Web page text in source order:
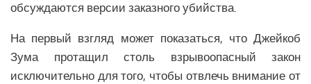
обсуждаются версии заказного убийства.
На первый взгляд может показаться, что Джейкоб
Зума протащил столь взрывоопасный закон
исключительно для того, чтобы отвлечь внимание от